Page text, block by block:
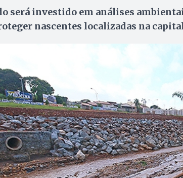
será investido em análises
nascentes localizadas na